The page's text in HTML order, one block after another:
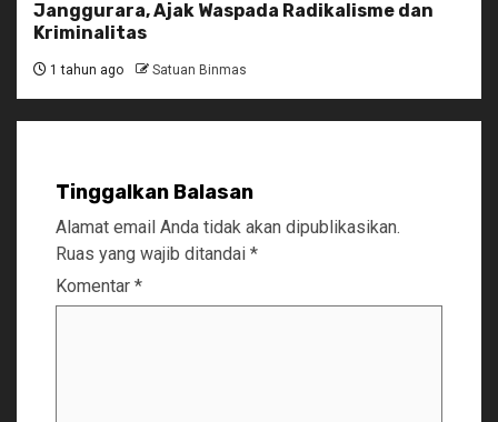
Janggurara, Ajak Waspada Radikalisme dan
Kriminalitas
1 tahun ago Satuan Binmas
Tinggalkan Balasan
Alamat email Anda tidak akan dipublikasikan.
Ruas yang wajib ditandai *
Komentar *